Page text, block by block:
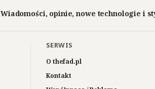
Wiadomości, opinie, nowe technologie i
SERWIS
O thefad.pl
Kontakt